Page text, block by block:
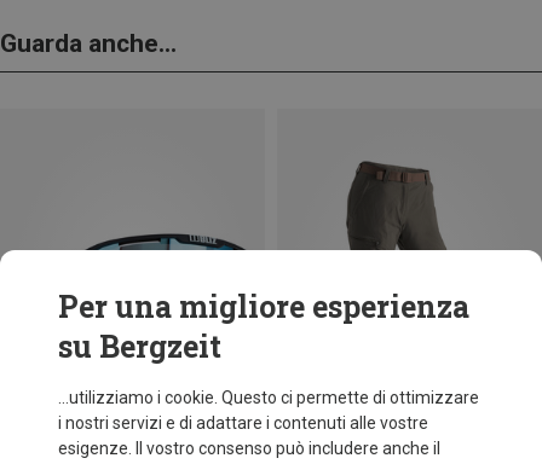
Guarda anche...
Per una migliore esperienza
su Bergzeit
...utilizziamo i cookie. Questo ci permette di ottimizzare
i nostri servizi e di adattare i contenuti alle vostre
esigenze. Il vostro consenso può includere anche il